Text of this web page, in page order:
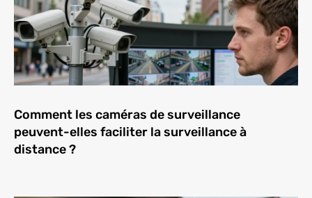
Comment les caméras de surveillance
peuvent-elles faciliter la surveillance à
distance ?